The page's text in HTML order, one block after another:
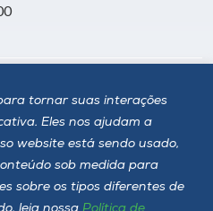
tornar suas interações
Eles nos ajudam a
website está sendo usado,
sob medida para
sobre os tipos diferentes de
leia nossa Política de